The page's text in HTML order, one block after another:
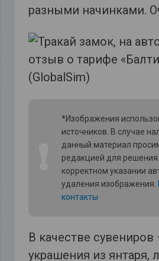
разными начинками.
*Изображения
источников. В случае
данный материал
редакцией для решения
корректном указании
удаления изображения.
контакты
В качестве сувениров
украшения из янтаря,